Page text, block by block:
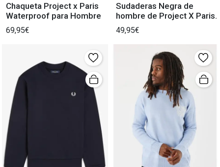
Chaqueta Project x Paris
Waterproof para Hombre
69,95€
Sudaderas Negra de
hombre de Project X Paris.
49,95€